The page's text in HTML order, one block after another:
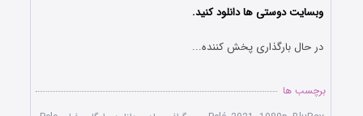
وبسایت دوستی ها دانلود کنید.
در حال بارگذاری پخش کننده...
برچسب ها